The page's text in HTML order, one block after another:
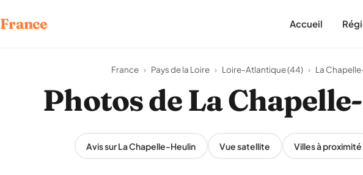
France Accueil
France › Pays de la Loire › Loire-Atlantique (44) › La
Photos de La
Avis sur La Chapelle-Heulin Vue satellite Villes à proximité